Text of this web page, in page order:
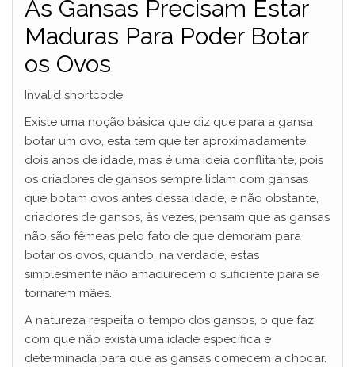
As Gansas Precisam Estar
Maduras Para Poder Botar
os Ovos
Invalid shortcode
Existe uma noção básica que diz que para a gansa
botar um ovo, esta tem que ter aproximadamente
dois anos de idade, mas é uma ideia conflitante, pois
os criadores de gansos sempre lidam com gansas
que botam ovos antes dessa idade, e não obstante,
criadores de gansos, às vezes, pensam que as gansas
não são fêmeas pelo fato de que demoram para
botar os ovos, quando, na verdade, estas
simplesmente não amadurecem o suficiente para se
tornarem mães.
A natureza respeita o tempo dos gansos, o que faz
com que não exista uma idade específica e
determinada para que as gansas comecem a chocar.